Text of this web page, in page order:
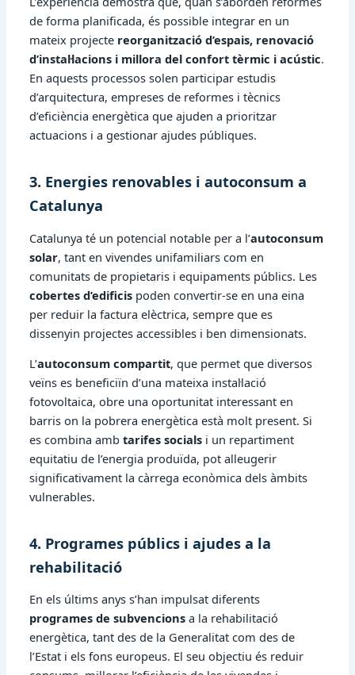
de forma planificada, és possible integrar en un
mateix projecte reorganització d’espais, renovació
d’instal·lacions i millora del confort tèrmic i acústic.
En aquests processos solen participar estudis
d’arquitectura, empreses de reformes i tècnics
d’eficiència energètica que ajuden a prioritzar
actuacions i a gestionar ajudes públiques.
3. Energies renovables i autoconsum a
Catalunya
Catalunya té un potencial notable per a l’autoconsum
solar, tant en vivendes unifamiliars com en
comunitats de propietaris i equipaments públics. Les
cobertes d’edificis poden convertir-se en una eina
per reduir la factura elèctrica, sempre que es
dissenyin projectes accessibles i ben dimensionats.
L’autoconsum compartit, que permet que diversos
veïns es beneficiïn d’una mateixa instal·lació
fotovoltaica, obre una oportunitat interessant en
barris on la pobrera energètica està molt present. Si
es combina ambtarifes socials i un repartiment
equitatiu de l’energia produïda, pot alleugerir
significativament la càrrega econòmica dels àmbits
vulnerables.
4. Programes públics i ajudes a la
rehabilitació
En els últims anys s’han impulsat diferents
programes de subvencions a la rehabilitació
energètica, tant des de la Generalitat com des de
l’Estat i els fons europeus. El seu objectiu és reduir